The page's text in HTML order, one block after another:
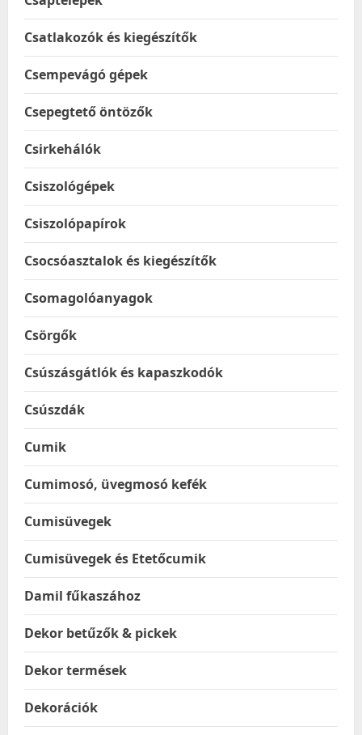
Csatlakozók és kiegészítők
Csempevágó gépek
Csepegtető öntözők
Csirkehálók
Csiszológépek
Csiszolópapírok
Csocsóasztalok és kiegészítők
Csomagolóanyagok
Csörgők
Csúszásgátlók és kapaszkodók
Csúszdák
Cumik
Cumimosó, üvegmosó kefék
Cumisüvegek
Cumisüvegek és Etetőcumik
Damil fűkaszához
Dekor betűzők & pickek
Dekor termések
Dekorációk